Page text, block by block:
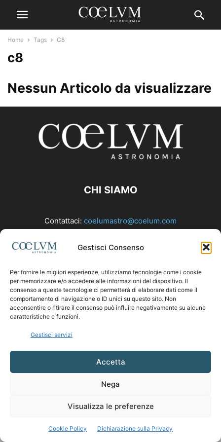
Gestisci Consenso
Per fornire le migliori esperienze, utilizziamo tecnologie come i cookie
per memorizzare e/o accedere alle informazioni del dispositivo. Il
consenso a queste tecnologie ci permetterà di elaborare dati come il
comportamento di navigazione o ID unici su questo sito. Non
acconsentire o ritirare il consenso può influire negativamente su alcune
caratteristiche e funzioni.
Gestisci servizi
Accetta
Nega
Visualizza le preferenze
Cookie Policy Dichiarazione sulla Privacy
Home Tags C8
c8
Nessun Articolo da visualizzare
CHI SIAMO
Contattaci: coelumastro@coelum.com
SEGUICI